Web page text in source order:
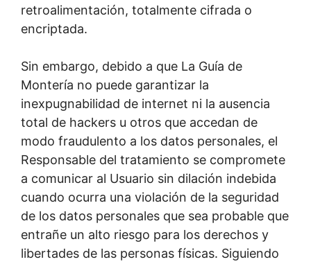
retroalimentación, totalmente cifrada o
encriptada.
Sin embargo, debido a que La Guía de
Montería no puede garantizar la
inexpugnabilidad de internet ni la ausencia
total de hackers u otros que accedan de
modo fraudulento a los datos personales, el
Responsable del tratamiento se compromete
a comunicar al Usuario sin dilación indebida
cuando ocurra una violación de la seguridad
de los datos personales que sea probable que
entrañe un alto riesgo para los derechos y
libertades de las personas físicas. Siguiendo